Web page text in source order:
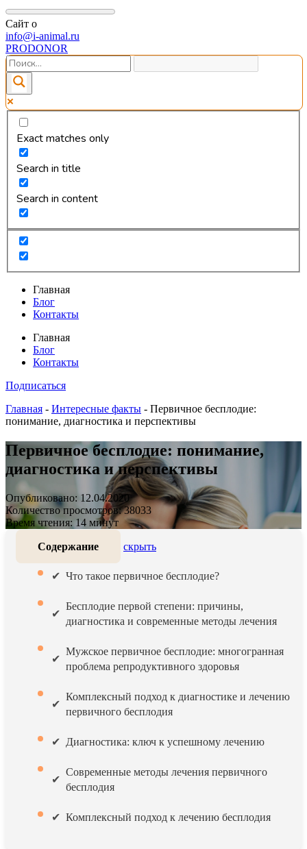
Сайт о
info@i-animal.ru
PRODONOR
Exact matches only
Search in title
Search in content
Главная
Блог
Контакты
Главная
Блог
Контакты
Подписаться
Главная - Интересные факты - Первичное бесплодие:
понимание, диагностика и перспективы
Первичное бесплодие: понимание,
диагностика и перспективы
Опубликовано: 12.04.2020
Количество просмотров: 38033
Время чтения: 14 минут
Содержание скрыть
Что такое первичное бесплодие?
Бесплодие первой степени: причины,
диагностика и современные методы лечения
Мужское первичное бесплодие: многогранная
проблема репродуктивного здоровья
Комплексный подход к диагностике и лечению
первичного бесплодия
Диагностика: ключ к успешному лечению
Современные методы лечения первичного
бесплодия
Комплексный подход к лечению бесплодия